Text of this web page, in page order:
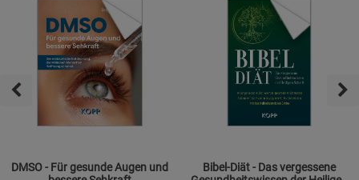
DMSO - Für gesunde Augen und
Bibel-Diät - Das vergessene